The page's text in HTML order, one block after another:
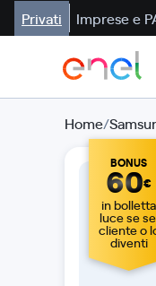
Privati Imprese e
Home/
BONUS
60€
in bolletta
luce se
cliente o
diventi